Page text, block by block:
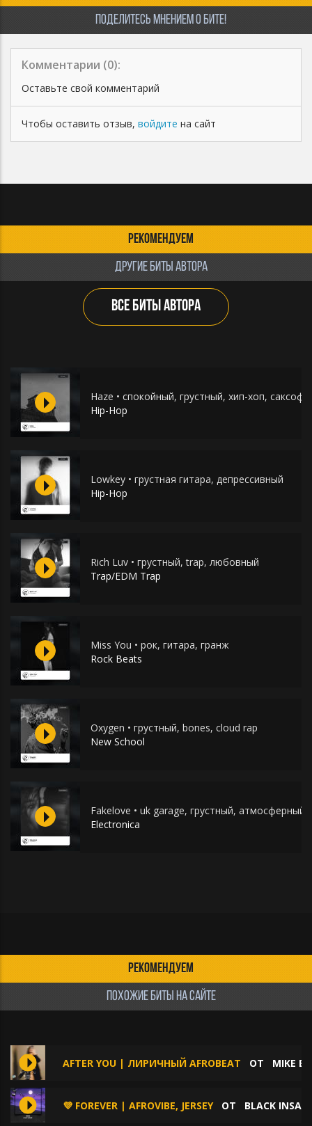
Паблишинг 50%
Лицензия действует 10 лет с момента приобретения
Необходимо указать автора музыки
ПОДЕЛИТЕСЬ МНЕНИЕМ О БИТЕ!
Комментарии (0):
Оставьте свой комментарий
Чтобы оставить отзыв, войдите на сайт
РЕКОМЕНДУЕМ
ДРУГИЕ БИТЫ АВТОРА
ВСЕ БИТЫ АВТОРА
Haze • спокойный, грустный, хип-хоп,
Hip-Hop
Lowkey • грустная гитара, депрессивный
Hip-Hop
Rich Luv • грустный, trap, любовный
Trap/EDM Trap
Miss You • рок, гитара, гранж
Rock Beats
Oxygen • грустный, bones, cloud rap
New School
Fakelove • uk garage, грустный, атмосферный
Electronica
РЕКОМЕНДУЕМ
ПОХОЖИЕ БИТЫ НА САЙТЕ
AFTER YOU | ЛИРИЧНЫЙ AFROBEAT ОТ MIKE
💜 FOREVER | AFROVIBE, JERSEYОТ BLACK